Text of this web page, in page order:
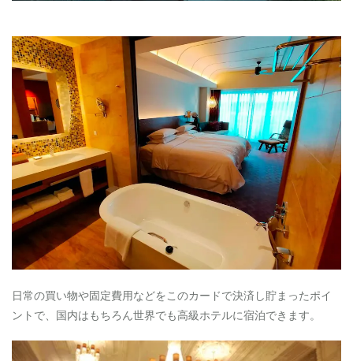
日常の買い物や固定費用などをこのカードで決済し貯まったポイ
ントで、国内はもちろん世界でも高級ホテルに宿泊できます。